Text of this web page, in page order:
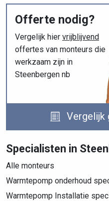
Offerte nodig?
Vergelijk hier vrijblijvend
offertes van monteurs die
werkzaam zijn in
Steenbergen nb
Vergelijk
Specialisten in
Alle monteurs
Warmtepomp onderhoud
Warmtepomp Installatie